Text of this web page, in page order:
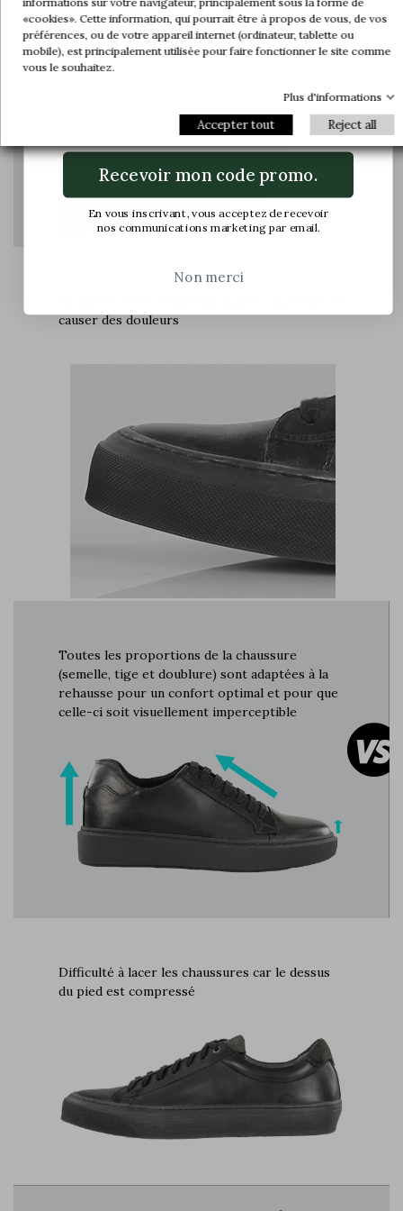
causer des douleurs
Toutes les proportions de la chaussure
(semelle, tige et doublure) sont adaptées à la
rehausse pour un confort optimal et pour que
celle-ci soit visuellement imperceptible
Difficulté à lacer les chaussures car le dessus
du pied est compressé
«cookies». Cette information, qui pourrait être à propos de vous, de vos
préférences, ou de votre appareil internet (ordinateur, tablette ou
mobile), est principalement utilisée pour faire fonctionner le site comme
vous le souhaitez.
Plus d'informations
Accepter tout Reject all
Rejoignez-nous et accédez en avant-
première à nos offres exclusives et à nos
Recevoir mon code promo.
En vous inscrivant, vous acceptez de recevoir
nos communications marketing par email.
Non merci